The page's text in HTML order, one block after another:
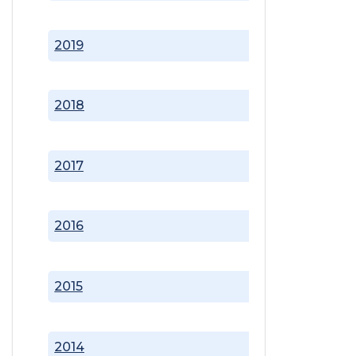
2014
2015
2016
2017
2018
2019